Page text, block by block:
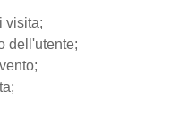
visita;
dell'utente;